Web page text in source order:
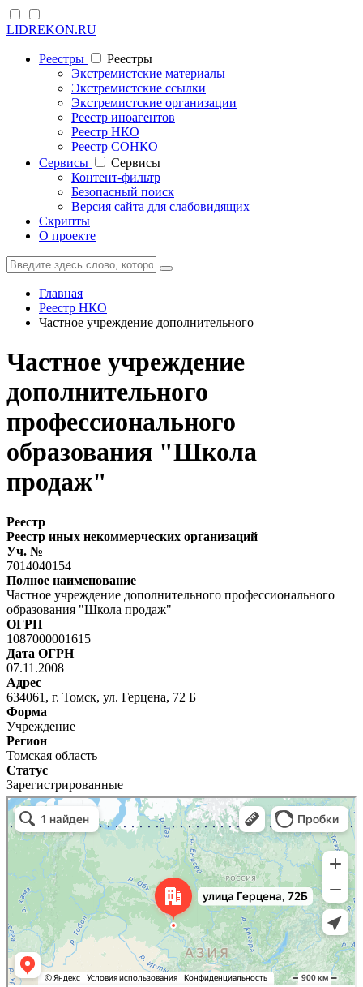
LIDREKON.RU
Реестры
Реестры
Экстремистские материалы
Экстремистские ссылки
Экстремистские организации
Реестр иноагентов
Реестр НКО
Реестр СОНКО
Cервисы
Cервисы
Контент-фильтр
Безопасный поиск
Версия сайта для слабовидящих
Скрипты
О проекте
Главная
Реестр НКО
Частное учреждение дополнительного
Частное учреждение
дополнительного
профессионального
образования "Школа
продаж"
Реестр
Реестр иных некоммерческих организаций
Уч. №
7014040154
Полное наименование
Частное учреждение дополнительного профессионального
образования "Школа продаж"
ОГРН
1087000001615
Дата ОГРН
07.11.2008
Адрес
634061, г. Томск, ул. Герцена, 72 Б
Форма
Учреждение
Регион
Томская область
Статус
Зарегистрированные